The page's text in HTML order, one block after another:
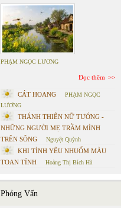
PHẠM NGỌC LƯƠNG
Đọc thêm
CÁT HOANG
PHẠM NGỌC
LƯƠNG
THÁNH THIÊN NỮ TƯỚNG -
NHỮNG NGƯỜI MẸ TRẦM MÌNH
TRÊN SÔNG
Nguyệt Quỳnh
KHI TÌNH YÊU NHUỐM MÀU
TOAN TÍNH
Hoàng Thị Bích Hà
Phỏng Vấn